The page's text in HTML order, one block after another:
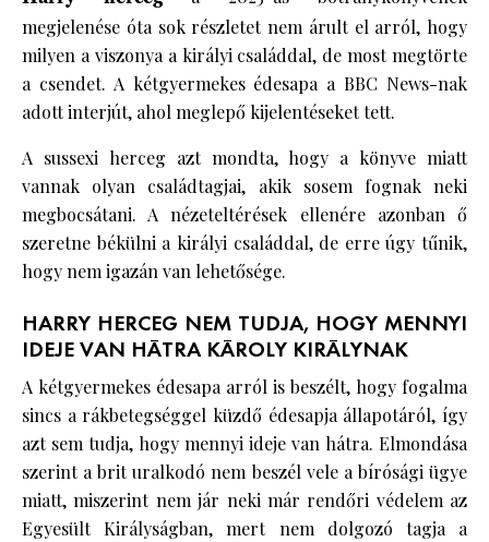
megjelenése óta sok részletet nem árult el arról, hogy
milyen a viszonya a királyi családdal, de most megtörte
a csendet. A kétgyermekes édesapa a BBC News-nak
adott interjút, ahol meglepő kijelentéseket tett.
A sussexi herceg azt mondta, hogy a könyve miatt
vannak olyan családtagjai, akik sosem fognak neki
megbocsátani. A nézeteltérések ellenére azonban ő
szeretne békülni a királyi családdal, de erre úgy tűnik,
hogy nem igazán van lehetősége.
HARRY HERCEG NEM TUDJA, HOGY MENNYI
IDEJE VAN HÁTRA KÁROLY KIRÁLYNAK
A kétgyermekes édesapa arról is beszélt, hogy fogalma
sincs a rákbetegséggel küzdő édesapja állapotáról, így
azt sem tudja, hogy mennyi ideje van hátra. Elmondása
szerint a brit uralkodó nem beszél vele a bírósági ügye
miatt, miszerint nem jár neki már rendőri védelem az
Egyesült Királyságban, mert nem dolgozó tagja a